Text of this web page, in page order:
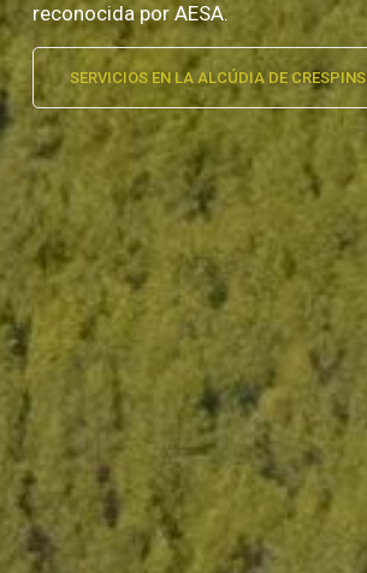
reconocida por AESA.
SERVICIOS EN LA ALCÚDIA DE CRESPINS